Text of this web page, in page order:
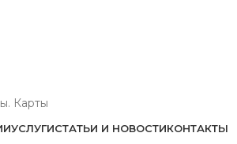
Карты
УСЛУГИСТАТЬИ И НОВОСТИКОНТАКТЫ